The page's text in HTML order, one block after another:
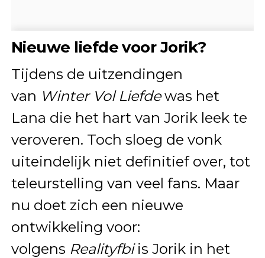
Nieuwe liefde voor Jorik?
Tijdens de uitzendingen
van Winter Vol Liefdewas het
Lana die het hart van Jorik leek te
veroveren. Toch sloeg de vonk
uiteindelijk niet definitief over, tot
teleurstelling van veel fans. Maar
nu doet zich een nieuwe
ontwikkeling voor:
volgens Realityfbiis Jorik in het